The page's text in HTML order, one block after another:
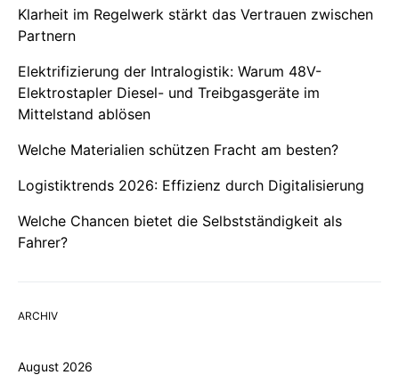
Klarheit im Regelwerk stärkt das Vertrauen zwischen
Partnern
Elektrifizierung der Intralogistik: Warum 48V-
Elektrostapler Diesel- und Treibgasgeräte im
Mittelstand ablösen
Welche Materialien schützen Fracht am besten?
Logistiktrends 2026: Effizienz durch Digitalisierung
Welche Chancen bietet die Selbstständigkeit als
Fahrer?
ARCHIV
August 2026